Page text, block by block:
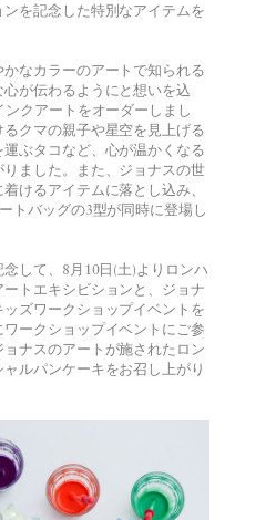
を記念した特別なアイテムを
なカラーのアートで知られる
が伝わるようにと想いを込
クアートをオーダーしまし
クマの親子や星空を見上げる
ぶタコなど、心が温かくなる
ました。また、ジョナスの世
けるアイテムに落とし込み、
トバッグの3型が同時に登場し
して、8月10日(土)よりロンハ
トエキシビションと、ジョナ
ズワークショップイベントを
ークショップイベントにご参
ナスのアートが施されたロン
ルパンケーキをお召し上がり